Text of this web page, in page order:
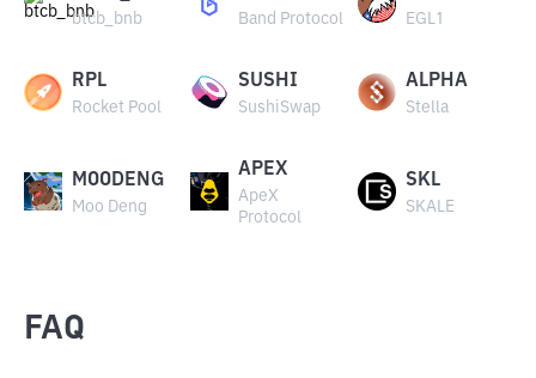
btcb_bnb Band Protocol EGL1
RPL
Rocket Pool
SUSHI
SushiSwap
ALPHA
Stella
MOODENG
Moo Deng
APEX
ApeX
Protocol
SKL
SKALE
FAQ